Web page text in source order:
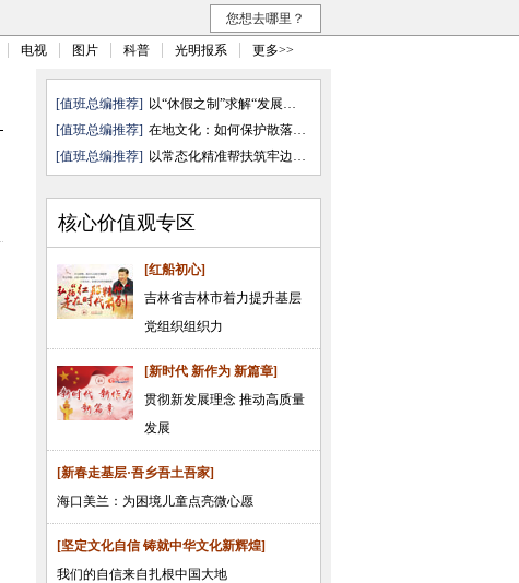
您想去哪里？
电视 图片 科普 光明报系 更多>>
[值班总编推荐]
以“休假之制”求解“发展之需”
[值班总编推荐]
在地文化：如何保护散落的文化“ ...
[值班总编推荐]
以常态化精准帮扶筑牢边疆民族地 ...
核心价值观专区
[红船初心]
吉林省吉林市着力提升基层
党组织组织力
[新时代 新作为 新篇章]
贯彻新发展理念 推动高质量
发展
[新春走基层·吾乡吾土吾家]
海口美兰：为困境儿童点亮微心愿
[坚定文化自信 铸就中华文化新辉煌]
我们的自信来自扎根中国大地